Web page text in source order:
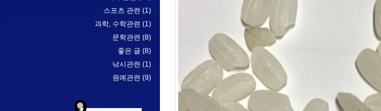
스포츠 관련 (1)
과학, 수학관련 (1)
문학관련 (8)
좋은 글 (8)
낚시관련 (1)
원예관련 (9)